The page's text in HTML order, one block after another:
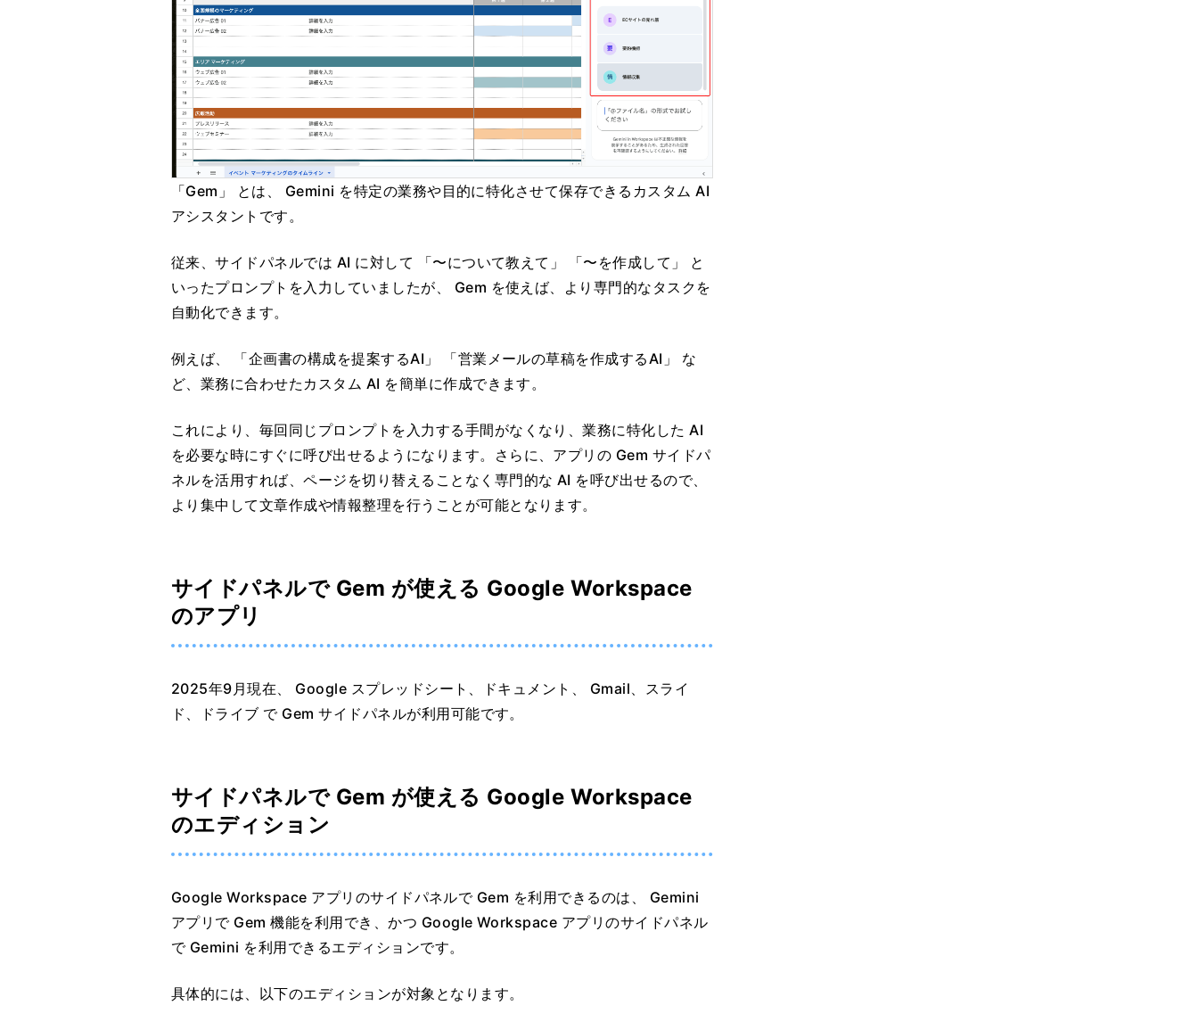
「Gem」 とは、 Gemini を特定の業務や目的に特化させて保存できるカスタム AI
アシスタントです。
従来、サイドパネルでは AI に対して 「〜について教えて」 「〜を作成して」 と
いったプロンプトを入力していましたが、 Gem を使えば、より専門的なタスクを
自動化できます。
例えば、 「企画書の構成を提案するAI」 「営業メールの草稿を作成するAI」 な
ど、業務に合わせたカスタム AI を簡単に作成できます。
これにより、毎回同じプロンプトを入力する手間がなくなり、業務に特化した AI
を必要な時にすぐに呼び出せるようになります。さらに、アプリの Gem サイドパ
ネルを活用すれば、ページを切り替えることなく専門的な AI を呼び出せるので、
より集中して文章作成や情報整理を行うことが可能となります。
サイドパネルで Gem が使える Google Workspace
のアプリ
2025年9月現在、 Google スプレッドシート、ドキュメント、 Gmail、スライ
ド、ドライブ で Gem サイドパネルが利用可能です。
サイドパネルで Gem が使える Google Workspace
のエディション
Google Workspace アプリのサイドパネルで Gem を利用できるのは、 Gemini
アプリで Gem 機能を利用でき、かつ Google Workspace アプリのサイドパネル
で Gemini を利用できるエディションです。
具体的には、以下のエディションが対象となります。